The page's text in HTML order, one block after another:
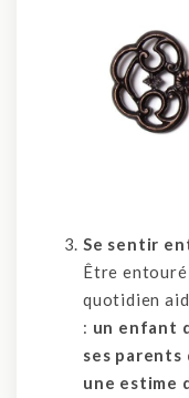
Se sentir
Être
quotidien
: un enfant
ses
une estime